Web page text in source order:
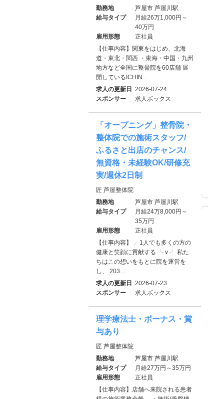
勤務地
芦屋市 芦屋川駅
給与タイプ
月給26万1,000円～
40万円
雇用形態
正社員
【仕事内容】関東をはじめ、北海
道・東北・関西 ・東海・中国・九州
地方など全国に整骨院を60店舗 展
開しているICHIN…
求人の更新日 2026-07-24
スポンサー
求人ボックス
「オープニング」整骨院・
整体院での施術スタッフ/
ふるさと出店のチャンス/
無資格・未経験OK/研修充
実/週休2日制
匠 芦屋整体院
勤務地
芦屋市 芦屋川駅
給与タイプ
月給24万8,000円～
35万円
雇用形態
正社員
【仕事内容】╭ 1人でも多くの方の
健康と笑顔に貢献する ╰ v ╯ 私た
ちはこの想いをもとに院を運営を
し、 203…
求人の更新日 2026-07-23
スポンサー
求人ボックス
理学療法士・ボーナス・賞
与あり
匠 芦屋整体院
勤務地
芦屋市 芦屋川駅
給与タイプ
月給27万円～35万円
雇用形態
正社員
【仕事内容】店舗へ来院される患者